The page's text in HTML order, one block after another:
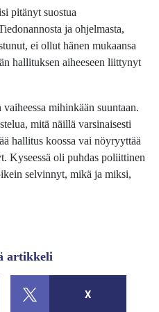
pitänyt suostua
ja ohjelmasta,
ei ollut hänen mukaansa
hallituksen aiheeseen liittynyt
mihinkään suuntaan.
mitä näillä varsinaisesti
hallitus koossa vai nöyryyttää
Kyseessä oli puhdas poliittinen
selvinnyt, mikä ja miksi,
artikkeli
X